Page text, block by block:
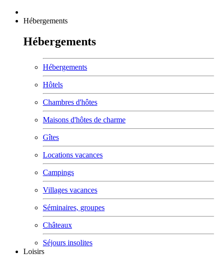
Hébergements
Hébergements
Hébergements
Hôtels
Chambres d'hôtes
Maisons d'hôtes de charme
Gîtes
Locations vacances
Campings
Villages vacances
Séminaires, groupes
Châteaux
Séjours insolites
Loisirs